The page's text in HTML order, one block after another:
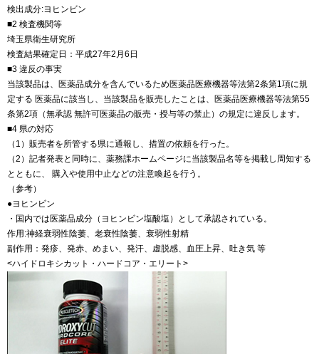
検出成分:ヨヒンビン
■2 検査機関等
埼玉県衛生研究所
検査結果確定日：平成27年2月6日
■3 違反の事実
当該製品は、医薬品成分を含んでいるため医薬品医療機器等法第2条第1項に規
定する 医薬品に該当し、当該製品を販売したことは、医薬品医療機器等法第55
条第2項（無承認 無許可医薬品の販売・授与等の禁止）の規定に違反します。
■4 県の対応
（1）販売者を所管する県に通報し、措置の依頼を行った。
（2）記者発表と同時に、薬務課ホームページに当該製品名等を掲載し周知する
とともに、 購入や使用中止などの注意喚起を行う。
（参考）
●ヨヒンビン
・国内では医薬品成分（ヨヒンビン塩酸塩）として承認されている。
作用:神経衰弱性陰萎、老衰性陰萎、衰弱性射精
副作用：発疹、発赤、めまい、発汗、虚脱感、血圧上昇、吐き気 等
<ハイドロキシカット・ハードコア・エリート>